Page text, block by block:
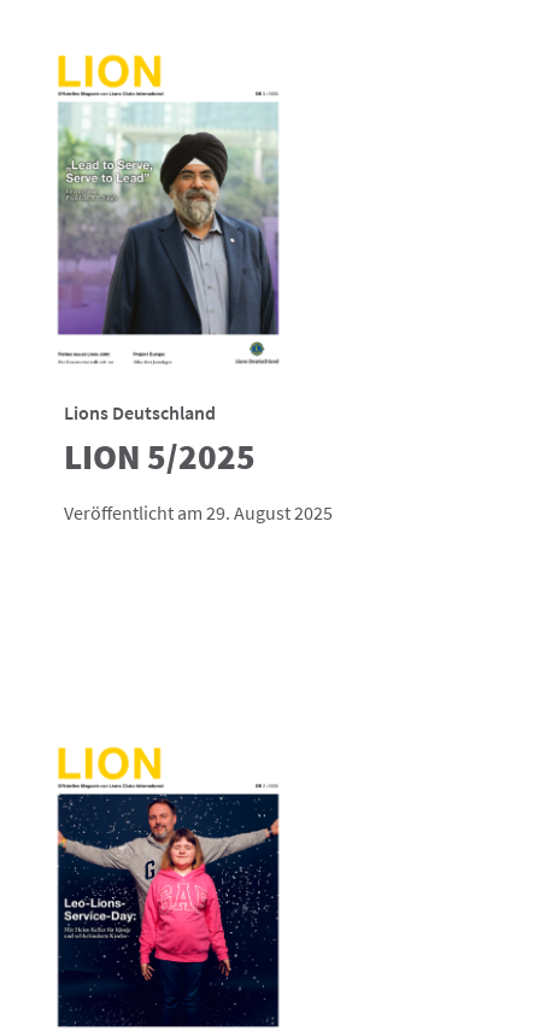
Lions Deutschland
LION 5/2025
Veröffentlicht am 29. August 2025